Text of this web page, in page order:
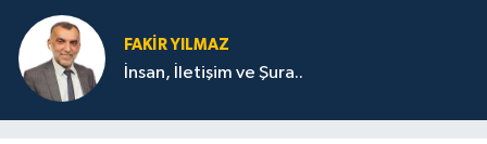
FAKIR YILMAZ
İnsan, İletişim ve Şura..